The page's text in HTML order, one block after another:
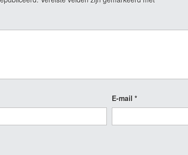
E-mail *